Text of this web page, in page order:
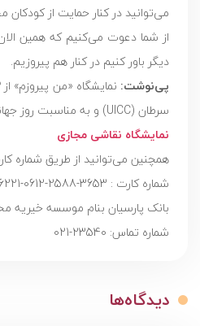
می‌توانید در کنار حمایت از
از شما دعوت می‌کنیم که همین الان
دیگر باور کنیم در کنار هم پیروزیم.
پی‌نوشت: نمایشگاه «من پیروزم» از3
سرطان (UICC) و به مناسبت روز جهانی سرطان، برای اولین بار پس از 14 بار اجرا، به صورت مجازی برگزار می‌شود.
نمایشگاه نقاشی مجازی
همچنین می‌توانید از طریق شماره
شماره کارت : 3653-2588-0612-6221
بانک پارسیان بنام موسسه خیریه
شماره تماس: 23540-021
دیدگاه‌ها